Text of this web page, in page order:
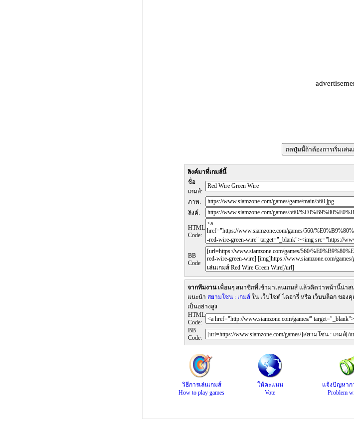
ลิงค์มาที่เกมส์นี้
ชื่อ
เกมส์:
ภาพ:
ลิงค์:
HTML
Code:
BB
Code
จากทีมงานเพื่อนๆ สมาชิกที่เข้ามาเล่นเกมส์ แล้วคิดว่าหน้านี้น่าส
แนะนำ สยามโซน : เกมส์ ใน เว็บไซต์ ไดอารี่ หรือ เว็บบล็อก ขอ
เป็นอย่างสูง
HTML
Code:
BB
Code:
วิธีการเล่นเกมส์
How to play games
ให้คะแนน
Vote
แจ้งปัญหาก
Problem